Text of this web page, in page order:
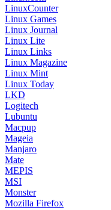
LinuxCounter
Linux Games
Linux Journal
Linux Lite
Linux Links
Linux Magazine
Linux Mint
Linux Today
LKD
Logitech
Lubuntu
Macpup
Mageia
Manjaro
Mate
MEPIS
MSI
Monster
Mozilla Firefox